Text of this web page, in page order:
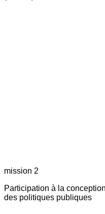
mission 2
Participation à la
des politiques publiques